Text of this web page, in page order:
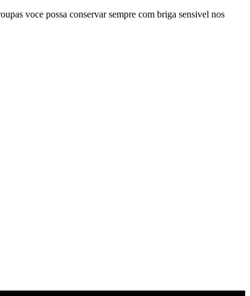
voce possa conservar sempre com briga sensivel nos